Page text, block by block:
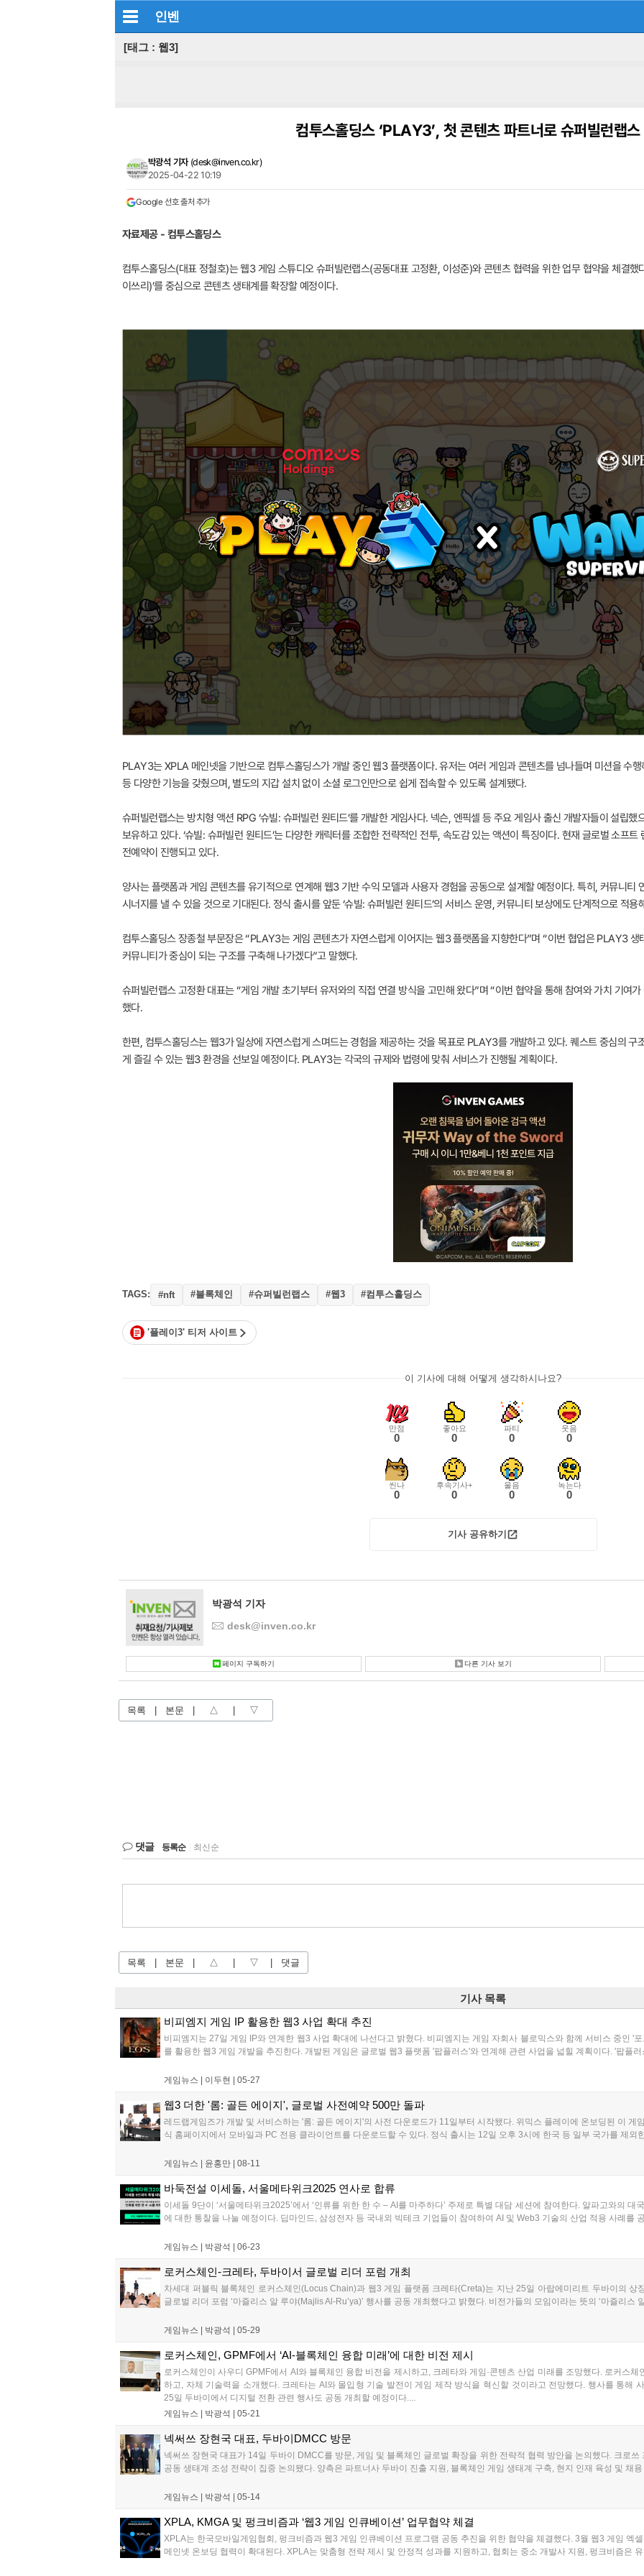
인벤
[태그 : 웹3]
컴투스홀딩스 ‘PLAY3’, 첫 콘텐츠 파트너로 슈퍼빌런랩스
박광석 기자 (desk@inven.co.kr)
2025-04-22 10:19
Google 선호 출처 추가
자료제공 - 컴투스홀딩스
컴투스홀딩스(대표 정철호)는 웹3 게임 스튜디오 슈퍼빌런랩스(공동대표 고정환, 이성준)와 콘텐츠 협력을 위한 업무 협약을 체결
이쓰리)’를 중심으로 콘텐츠 생태계를 확장할 예정이다.
PLAY3는 XPLA 메인넷을 기반으로 컴투스홀딩스가 개발 중인 웹3 플랫폼이다. 유저는 여러 게임과 콘텐츠를 넘나들며 미션을 수
등 다양한 기능을 갖췄으며, 별도의 지갑 설치 없이 소셜 로그인만으로 쉽게 접속할 수 있도록 설계됐다.
슈퍼빌런랩스는 방치형 액션 RPG ‘슈빌: 슈퍼빌런 원티드’를 개발한 게임사다. 넥슨, 엔픽셀 등 주요 게임사 출신 개발자들이 설립
보유하고 있다. ‘슈빌: 슈퍼빌런 원티드’는 다양한 캐릭터를 조합한 전략적인 전투, 속도감 있는 액션이 특징이다. 현재 글로벌 소프
전예약이 진행되고 있다.
양사는 플랫폼과 게임 콘텐츠를 유기적으로 연계해 웹3 기반 수익 모델과 사용자 경험을 공동으로 설계할 예정이다. 특히, 커뮤니
시너지를 낼 수 있을 것으로 기대된다. 정식 출시를 앞둔 ‘슈빌: 슈퍼빌런 원티드’의 서비스 운영, 커뮤니티 보상에도 단계적으로 적
컴투스홀딩스 장종철 부문장은 “PLAY3는 게임 콘텐츠가 자연스럽게 이어지는 웹3 플랫폼을 지향한다”며 “이번 협업은 PLAY3
커뮤니티가 중심이 되는 구조를 구축해 나가겠다”고 말했다.
슈퍼빌런랩스 고정환 대표는 “게임 개발 초기부터 유저와의 직접 연결 방식을 고민해 왔다”며 “이번 협약을 통해 참여와 가치 기여
했다.
한편, 컴투스홀딩스는 웹3가 일상에 자연스럽게 스며드는 경험을 제공하는 것을 목표로 PLAY3를 개발하고 있다. 퀘스트 중심의 구
게 즐길 수 있는 웹3 환경을 선보일 예정이다. PLAY3는 각국의 규제와 법령에 맞춰 서비스가 진행될 계획이다.
TAGS: #nft #블록체인 #슈퍼빌런랩스 #웹3 #컴투스홀딩스
'플레이3' 티저 사이트
이 기사에 대해 어떻게 생각하시나요?
만점
0
좋아요
0
파티
0
웃음
0
씬나
0
후속기사+
0
울음
0
녹는다
0
기사 공유하기
박광석 기자
desk@inven.co.kr
페이지 구독하기 다른 기사 보기
목록 본문 △ ▽
댓글 등록순 최신순
목록 본문 △ ▽ 댓글
기사 목록
비피엠지 게임 IP 활용한 웹3 사업 확대 추진
비피엠지는 27일 게임 IP와 연계한 웹3 사업 확대에 나선다고 밝혔다. 비피엠지는 게임 자회사 블로믹스와 함께 서비스 중인 '
를 활용한 웹3 게임 개발을 추진한다. 개발된 게임은 글로벌 웹3 플랫폼 '팝플러스'와 연계해 관련 사업을 넓힐 계획이다. '팝플러
게임뉴스 | 이두현 | 05-27
웹3 더한 '롬: 골든 에이지', 글로벌 사전예약 500만 돌파
레드랩게임즈가 개발 및 서비스하는 '롬: 골든 에이지'의 사전 다운로드가 11일부터 시작됐다. 위믹스 플레이에 온보딩된 이 게
식 홈페이지에서 모바일과 PC 전용 클라이언트를 다운로드할 수 있다. 정식 출시는 12일 오후 3시에 한국 등 일부 국가를 제외
게임뉴스 | 윤홍만 | 08-11
바둑전설 이세돌, 서울메타위크2025 연사로 합류
이세돌 9단이 ‘서울메타위크2025’에서 ‘인류를 위한 한 수 – AI를 마주하다’ 주제로 특별 대담 세션에 참여한다. 알파고와의
에 대한 통찰을 나눌 예정이다. 딥마인드, 삼성전자 등 국내외 빅테크 기업들이 참여하여 AI 및 Web3 기술의 산업 적용 사례를
게임뉴스 | 박광석 | 06-23
로커스체인-크레타, 두바이서 글로벌 리더 포럼 개최
차세대 퍼블릭 블록체인 로커스체인(Locus Chain)과 웹3 게임 플랫폼 크레타(Creta)는 지난 25일 아랍에미리트 두바이의 상
글로벌 리더 포럼 ‘마즐리스 알 루야(Majlis Al-Ru’ya)’ 행사를 공동 개최했다고 밝혔다. 비전가들의 모임이라는 뜻의 ‘마즐리스 알
게임뉴스 | 박광석 | 05-29
로커스체인, GPMF에서 ‘AI-블록체인 융합 미래’에 대한 비전 제시
로커스체인이 사우디 GPMF에서 AI와 블록체인 융합 비전을 제시하고, 크레타와 게임·콘텐츠 산업 미래를 조망했다. 로커스
하고, 자체 기술력을 소개했다. 크레타는 AI와 몰입형 기술 발전이 게임 제작 방식을 혁신할 것이라고 전망했다. 행사를 통해
25일 두바이에서 디지털 전환 관련 행사도 공동 개최할 예정이다....
게임뉴스 | 박광석 | 05-21
넥써쓰 장현국 대표, 두바이DMCC 방문
넥써쓰 장현국 대표가 14일 두바이 DMCC를 방문, 게임 및 블록체인 글로벌 확장을 위한 전략적 협력 방안을 논의했다. 크로
공동 생태계 조성 전략이 집중 논의됐다. 양측은 파트너사 두바이 진출 지원, 블록체인 게임 생태계 구축, 현지 인재 육성 및 채
게임뉴스 | 박광석 | 05-14
XPLA, KMGA 및 펑크비즘과 ‘웹3 게임 인큐베이션’ 업무협약 체결
XPLA는 한국모바일게임협회, 펑크비즘과 웹3 게임 인큐베이션 프로그램 공동 추진을 위한 협약을 체결했다. 3월 웹3 게임 엑
메인넷 온보딩 협력이 확대된다. XPLA는 맞춤형 전략 제시 및 안정적 성과를 지원하고, 협회는 중소 개발사 지원, 펑크비즘은 유